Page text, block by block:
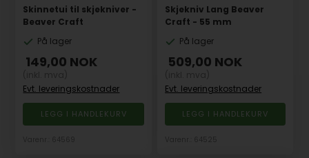
Skinnetui til skjekniver -
Beaver Craft
På lager
149,00 NOK
Evt. leveringskostnader
Skjekniv Lang Beaver
Craft - 55 mm
På lager
509,00 NOK
Evt. leveringskostnader